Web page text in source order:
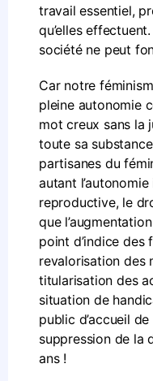
travail essentiel,
qu’elles
société ne peut
Car notre
pleine autonomie
mot creux sans la
toute sa
partisanes du
autant
reproductive, le
que
point d’indice des
revalorisation des
titularisation des
situation de
public d’accueil
suppression de la
ans !